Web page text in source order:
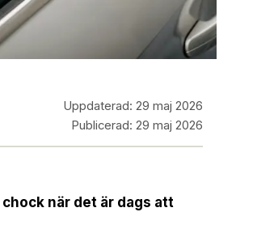
Uppdaterad: 29 maj 2026
Publicerad: 29 maj 2026
när det är dags att